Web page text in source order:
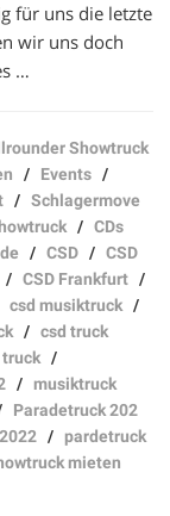
für uns die letzte
wir uns doch
…
Showtruck
/ Events /
/Schlagermove
/CDs
/CSD /CSD
/CSD Frankfurt /
csd musiktruck/
/csd truck
/
/musiktruck
Paradetruck 202
/pardetruck
mieten